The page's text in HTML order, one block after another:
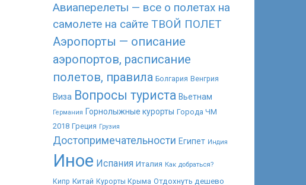
Авиаперелеты — все о полетах на
самолете на сайте ТВОЙ ПОЛЕТ
Аэропорты — описание
аэропортов, расписание
полетов, правила Болгария Венгрия
Виза Вопросы туриста Вьетнам
Германия Горнолыжные курорты Города ЧМ
2018 Греция Грузия
Достопримечательности Египет Индия
Иное Испания Италия Как добраться?
Кипр Китай Курорты Крыма Отдохнуть дешево